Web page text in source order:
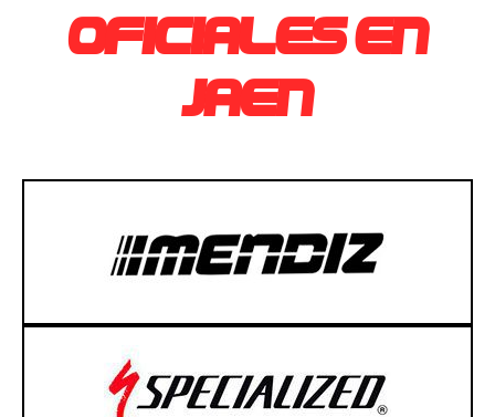
OFICIALES EN
JAEN